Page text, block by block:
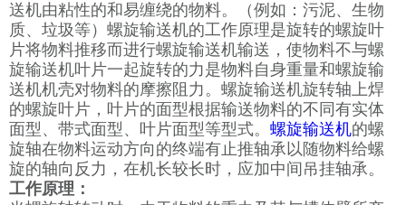
送机由粘性的和易缠绕的物料。（例如：污泥、生物
质、垃圾等）螺旋输送机的工作原理是旋转的螺旋叶
片将物料推移而进行螺旋输送机输送，使物料不与螺
旋输送机叶片一起旋转的力是物料自身重量和螺旋输
送机机壳对物料的摩擦阻力。螺旋输送机旋转轴上焊
的螺旋叶片，叶片的面型根据输送物料的不同有实体
面型、带式面型、叶片面型等型式。 螺旋输送机的螺
旋轴在物料运动方向的终端有止推轴承以随物料给螺
旋的轴向反力，在机长较长时，应加中间吊挂轴承。
工作原理：